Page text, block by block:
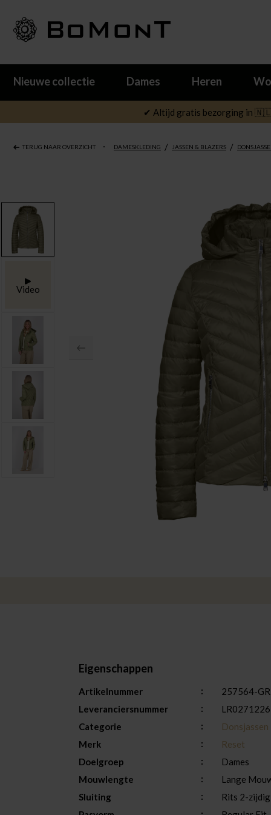
Nieuwe collectie Dames Heren
✔ Altijd gratis bezorging in
TERUG NAAR OVERZICHT DAMESKLEDING / JASSEN & BLAZERS /
Video
Eigenschappen
Artikelnummer
257564-GR
Leveranciersnummer
Categorie
Merk
Reset
Doelgroep
Dames
Mouwlengte
Lange
Sluiting
Rits 2-zijdig